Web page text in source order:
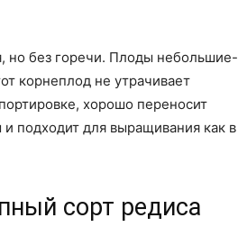
но без горечи. Плоды небольшие-
корнеплод не утрачивает
хорошо переносит
подходит для выращивания как в
сорт редиса